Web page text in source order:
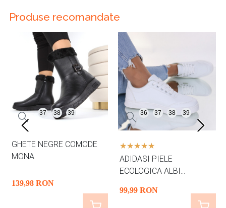
Produse recomandate
37 38 39
GHETE NEGRE COMODE
MONA
139,98 RON
36 37 38 39
ADIDASI PIELE
ECOLOGICA ALBI
99,99 RON